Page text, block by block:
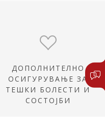
ДОПОЛНИТЕЛНО
ОСИГУРУВАЊЕ ЗА
ТЕШКИ БОЛЕСТИ И
СОСТОЈБИ